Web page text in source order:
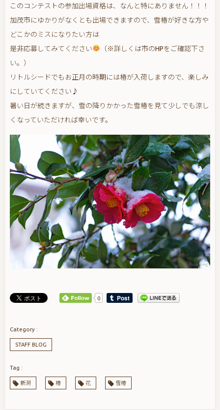
このコンテストの参加出場資格は、なんと特にありません！！！
加茂市にゆかりがなくとも出場できますので、雪椿が好きな方や
どこかのミスになりたい方は
是非応募してみてください
（※詳しくは市のHPをご確認下さ
い。）
リトルシードでもお正月の時期には椿が入荷しますので、楽しみ
にしていてください♪
暑い日が続きますが、雪の降りかかった雪椿を見て少しでも涼し
くなっていただければ幸いです。
0
STAFF BLOG
新潟 椿 花 雪椿